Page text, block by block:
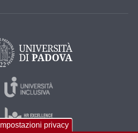
Impostazioni privacy